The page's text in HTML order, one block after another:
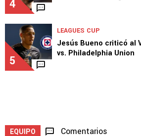
4
La apuesta de Anselmi
de la Premier League